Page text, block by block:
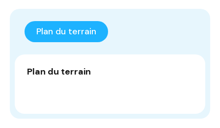
Plan du terrain
Plan du terrain